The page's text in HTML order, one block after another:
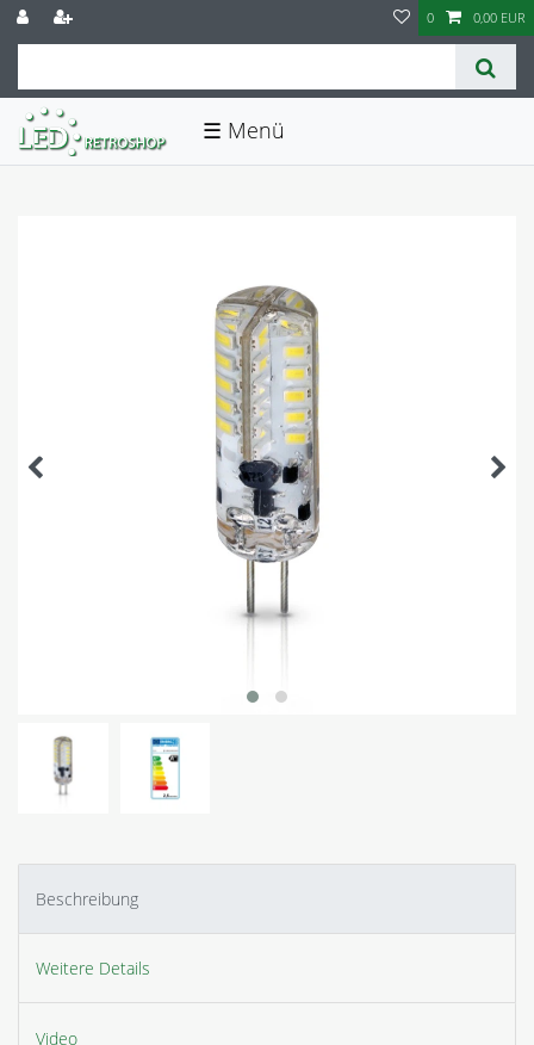
0 0,00 EUR
☰
Beschreibung
Weitere Details
Video